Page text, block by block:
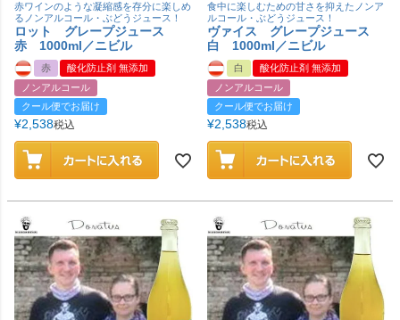
赤ワインのような凝縮感を存分に楽しめ
るノンアルコール・ぶどうジュース！
ロット グレープジュース
赤 1000ml／ニビル
赤
酸化防止剤 無添加
ノンアルコール
クール便でお届け
¥2,538税込
食中に楽しむための甘さを抑えたノンア
ルコール・ぶどうジュース！
ヴァイス グレープジュース
白 1000ml／ニビル
白
酸化防止剤 無添加
ノンアルコール
クール便でお届け
¥2,538税込